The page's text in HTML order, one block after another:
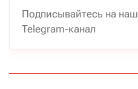
Подписывайтесь на наш
Telegram-канал